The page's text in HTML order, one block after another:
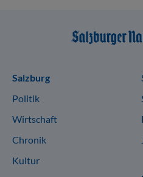
Sitemap
Salzburg
Politik
Wirtschaft
Chronik
Kultur